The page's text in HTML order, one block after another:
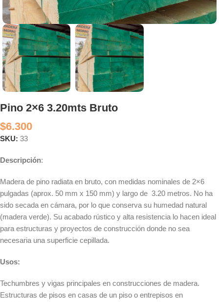
Pino 2×6 3.20mts Bruto
$6.300
SKU: 33
Descripción:
Madera de pino radiata en bruto, con medidas nominales de 2×6
pulgadas (aprox. 50 mm x 150 mm) y largo de 3.20 metros. No ha
sido secada en cámara, por lo que conserva su humedad natural
(madera verde). Su acabado rústico y alta resistencia lo hacen ideal
para estructuras y proyectos de construcción donde no sea
necesaria una superficie cepillada.
Usos:
Techumbres y vigas principales en construcciones de madera.
Estructuras de pisos en casas de un piso o entrepisos en